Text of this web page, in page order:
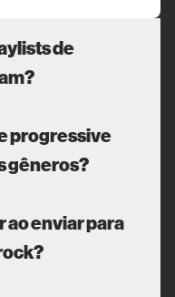
de
progressive
gêneros?
ao enviar para